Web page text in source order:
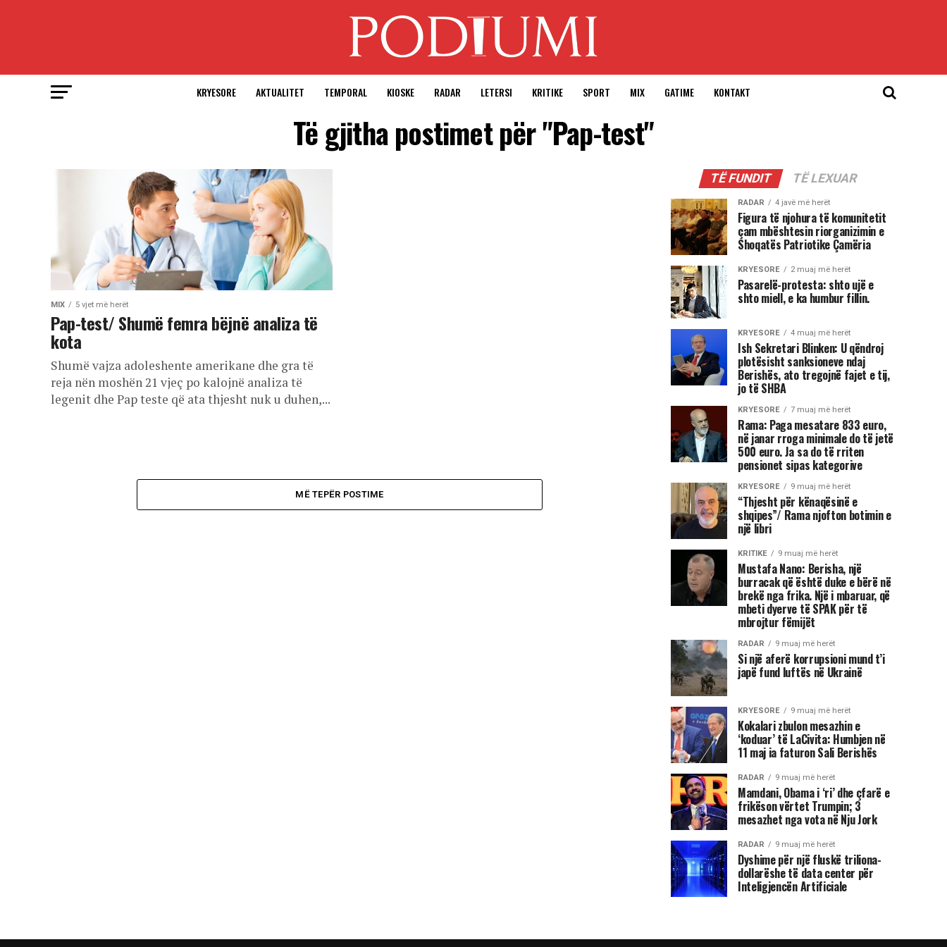
KRYESORE AKTUALITET TEMPORAL KIOSKE RADAR LETERSI KRITIKE SPORT MIX GATIME KONTAKT
Të gjitha postimet për "Pap-test"
MIX 5 vjet më herët
Pap-test/ Shumë femra bëjnë analiza të
kota
Shumë vajza adoleshente amerikane dhe gra të
reja nën moshën 21 vjeç po kalojnë analiza të
legenit dhe Pap teste që ata thjesht nuk u duhen,...
MË TEPËR POSTIME
TË FUNDIT TË LEXUAR
RADAR 4 javë më herët
Figura të njohura të komunitetit
çam mbështesin riorganizimin e
Shoqatës Patriotike Çamëria
KRYESORE 2 muaj më herët
Pasarelë-protesta: shto ujë e
shto miell, e ka humbur fillin.
KRYESORE 4 muaj më herët
Ish Sekretari Blinken: U qëndroj
plotësisht sanksioneve ndaj
Berishës, ato tregojnë fajet e tij,
jo të SHBA
KRYESORE 7 muaj më herët
Rama: Paga mesatare 833 euro,
në janar rroga minimale do të jetë
500 euro. Ja sa do të rriten
pensionet sipas kategorive
KRYESORE 9 muaj më herët
“Thjesht për kënaqësinë e
shqipes”/ Rama njofton botimin e
një libri
KRITIKE 9 muaj më herët
Mustafa Nano: Berisha, një
burracak që është duke e bërë në
brekë nga frika. Një i mbaruar, që
mbeti dyerve të SPAK për të
mbrojtur fëmijët
RADAR 9 muaj më herët
Si një aferë korrupsioni mund t’i
japë fund luftës në Ukrainë
KRYESORE 9 muaj më herët
Kokalari zbulon mesazhin e
‘koduar’ të LaCivita: Humbjen në
11 maj ia faturon Sali Berishës
RADAR 9 muaj më herët
Mamdani, Obama i ‘ri’ dhe çfarë e
frikëson vërtet Trumpin; 3
mesazhet nga vota në Nju Jork
RADAR 9 muaj më herët
Dyshime për një fluskë triliona-
dollarëshe të data center për
Inteligjencën Artificiale